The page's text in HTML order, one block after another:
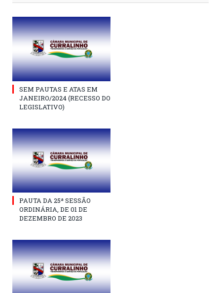
SEM PAUTAS E ATAS EM
JANEIRO/2024 (RECESSO DO
LEGISLATIVO)
PAUTA DA 25ª SESSÃO
ORDINÁRIA, DE 01 DE
DEZEMBRO DE 2023